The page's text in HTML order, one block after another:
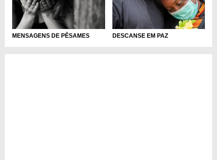
MENSAGENS DE PÊSAMES DESCANSE EM PAZ